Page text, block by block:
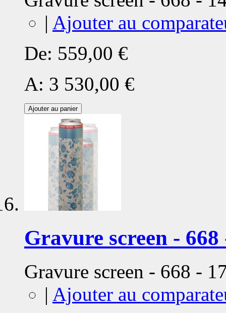
| Ajouter au
De: 559,00 €
A: 3 530,00 €
Ajouter au panier
Gravure screen - 668
Gravure screen - 668 -
| Ajouter au